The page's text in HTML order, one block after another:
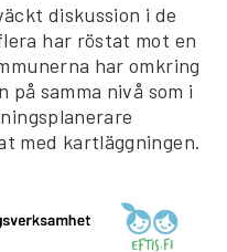
diskussion i de
har röstat mot en
har omkring
samma nivå som i
med kartläggningen.